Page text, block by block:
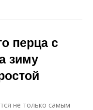
перца с
зиму
не только самым